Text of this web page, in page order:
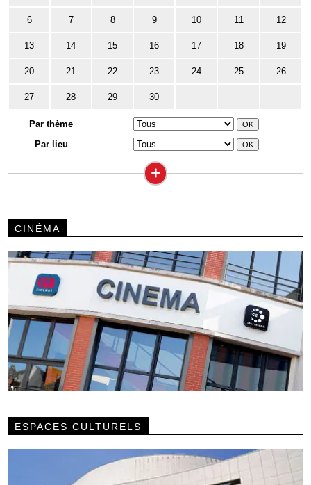
6 7 8 9 10 11 12
13 14 15 16 17 18 19
20 21 22 23 24 25 26
27 28 29 30
Par thème
Par lieu
+
CINÉMA
ESPACES CULTURELS